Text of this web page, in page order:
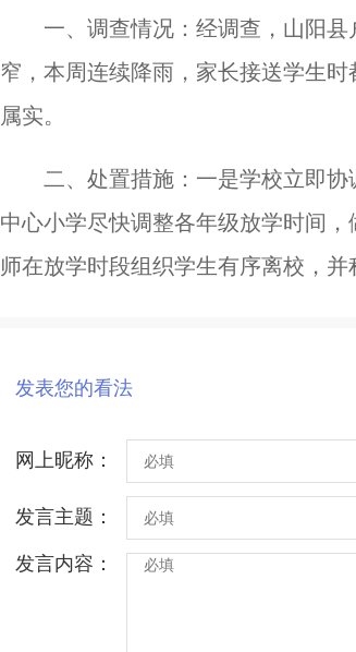
一、调查情况：经调查，山阳
窄，本周连续降雨，家长接送学生
属实。
二、处置措施：一是学校立即
中心小学尽快调整各年级放学时间
师在放学时段组织学生有序离校，
发表您的看法
网上昵称：
发言主题：
发言内容：